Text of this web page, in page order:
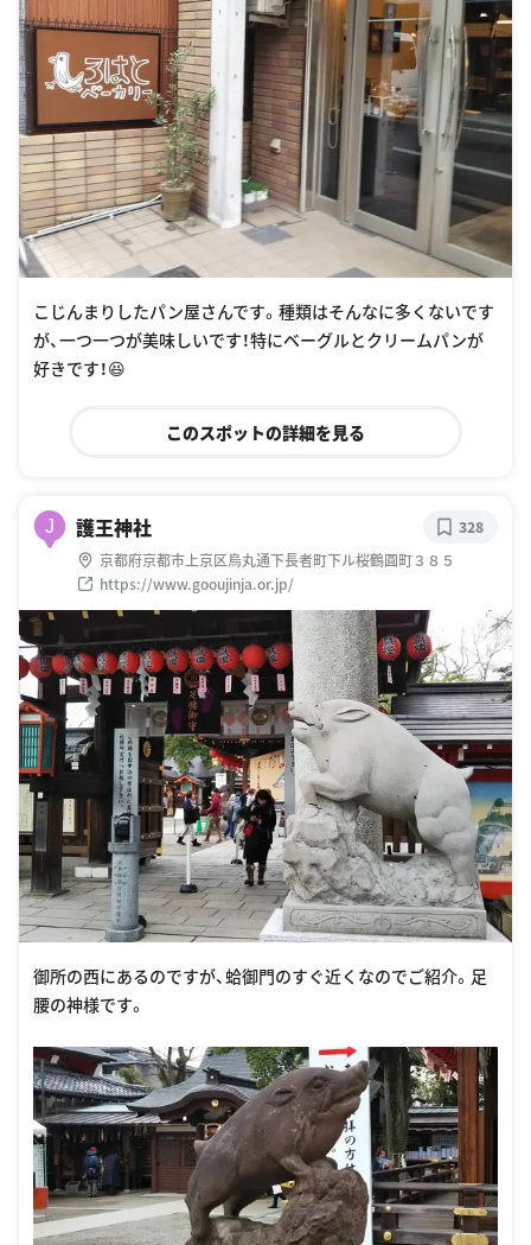
こじんまりしたパン屋さんです。種類はそんなに多くないです
が、一つ一つが美味しいです！特にベーグルとクリームパンが
好きです！😆
このスポットの詳細を見る
J 護王神社
京都府京都市上京区烏丸通下長者町下ル桜鶴圓町３８５
https://www.gooujinja.or.jp/
328
御所の西にあるのですが、蛤御門のすぐ近くなのでご紹介。足
腰の神様です。